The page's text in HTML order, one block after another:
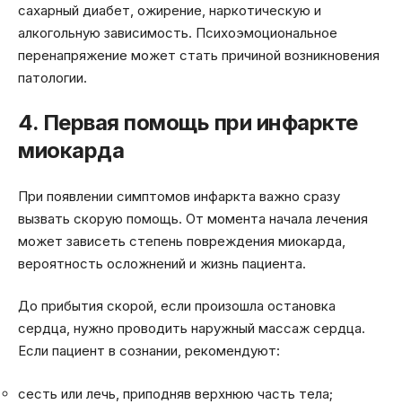
сахарный диабет, ожирение, наркотическую и
алкогольную зависимость. Психоэмоциональное
перенапряжение может стать причиной возникновения
патологии.
4. Первая помощь при инфаркте
миокарда
При появлении симптомов инфаркта важно сразу
вызвать скорую помощь. От момента начала лечения
может зависеть степень повреждения миокарда,
вероятность осложнений и жизнь пациента.
До прибытия скорой, если произошла остановка
сердца, нужно проводить наружный массаж сердца.
Если пациент в сознании, рекомендуют:
сесть или лечь, приподняв верхнюю часть тела;